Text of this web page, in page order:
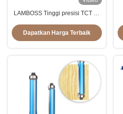
LAMBOSS Tinggi presisi TCT Bit
diperpanjang pemotong
pemotong
Dapatkan Harga Terbaik